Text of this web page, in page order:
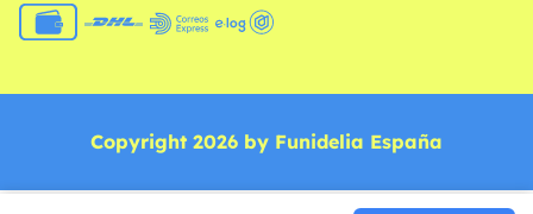
Copyright 2026 by Funidelia España